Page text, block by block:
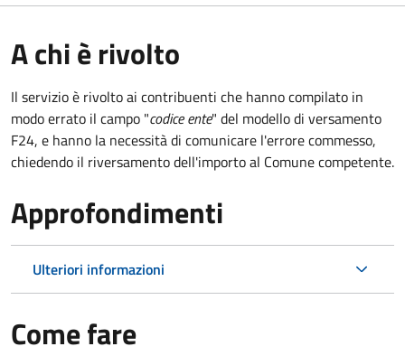
A chi è rivolto
Il servizio è rivolto ai contribuenti che hanno compilato in
modo errato il campo "codice ente" del modello di versamento
F24, e hanno la necessità di comunicare l'errore commesso,
chiedendo il riversamento dell'importo al Comune competente.
Approfondimenti
Ulteriori informazioni
Come fare